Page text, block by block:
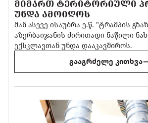
ᲛᲘᲛᲐᲠᲗ ᲢᲔᲠᲘᲢᲝᲠᲘᲣᲚᲘ
ᲣᲜᲓᲐ ᲐᲛᲝᲘᲦᲝᲡ
მან ასევე ისაუბრა ე.წ. "ტრამპის
აზერბაიჯანის ძირითადი ნაწილი
ექსკლავთან უნდა დააკავშიროს.
გააგრძელე კითხვა